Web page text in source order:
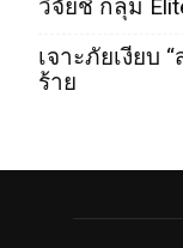
วิจัยชี้ กลุ่ม
เจาะภัยเงียบ
ร้าย